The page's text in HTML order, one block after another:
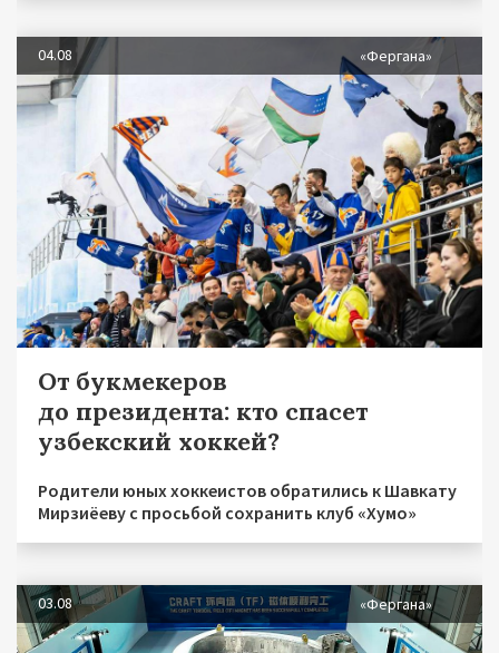
04.08 «Фергана»
От букмекеров
до президента: кто спасет
узбекский хоккей?
Родители юных хоккеистов обратились к Шавкату
Мирзиёеву с просьбой сохранить клуб «Хумо»
03.08 «Фергана»